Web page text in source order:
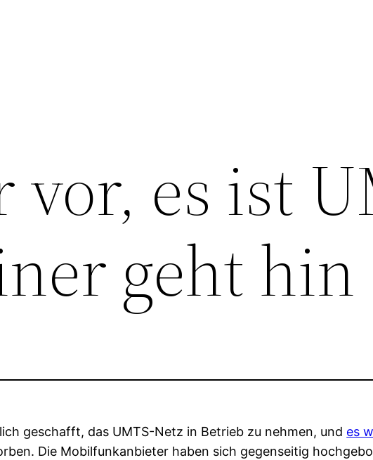
vor, es ist
geht hin
geschafft, das UMTS-Netz in Betrieb zu nehmen, und es
Die Mobilfunkanbieter haben sich gegenseitig